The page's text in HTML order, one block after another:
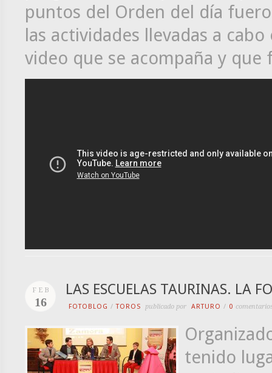
puntos del Orden del día
las actividades llevadas a
video que se acompaña y
FEB
16
LAS ESCUELAS TAURINAS. LA
FOTOBLOG /TOROS publicado por ARTURO / 0
tenido